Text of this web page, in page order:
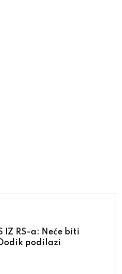
IZ RS-a: Neće biti
podilazi